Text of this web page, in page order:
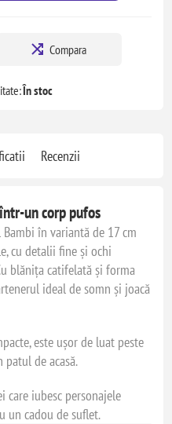
Compara
În stoc
Recenzii
un corp pufos
în variantă de 17 cm
cu detalii fine și ochi
blănița catifelată și forma
ideal de somn și joacă
este ușor de luat peste
de acasă.
iubesc personajele
un cadou de suflet.